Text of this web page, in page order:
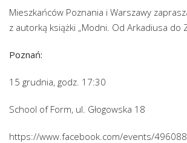
Mieszkańców Poznania i Warszawy
z autorką książki „Modni. Od Arkadiusa do
Poznań:
15 grudnia, godz. 17:30
School of Form, ul. Głogowska 18
https://www.facebook.com/events/